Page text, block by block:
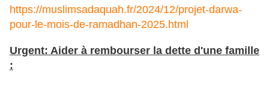
https://muslimsadaquah.fr/2024/12/projet-darwa-
pour-le-mois-de-ramadhan-2025.html
Urgent: Aider à rembourser la dette d'une famille
: